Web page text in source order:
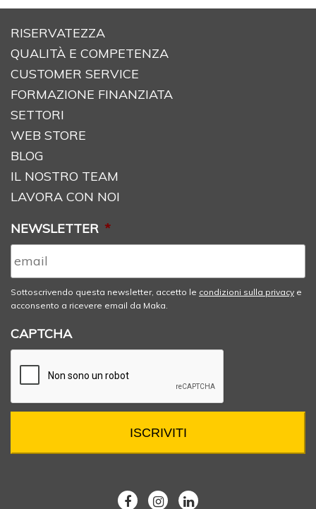
RISERVATEZZA
QUALITÀ E COMPETENZA
CUSTOMER SERVICE
FORMAZIONE FINANZIATA
SETTORI
WEB STORE
BLOG
IL NOSTRO TEAM
LAVORA CON NOI
NEWSLETTER *
Sottoscrivendo questa newsletter, accetto le condizioni sulla privacy e
acconsento a ricevere email da Maka.
CAPTCHA